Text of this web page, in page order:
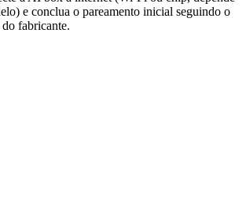
e conclua o pareamento inicial seguindo o
fabricante.